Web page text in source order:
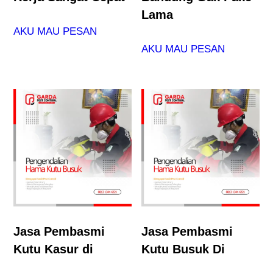
AKU MAU PESAN
Lama
AKU MAU PESAN
Jasa Pembasmi
Kutu Kasur di
Jasa Pembasmi
Kutu Busuk Di